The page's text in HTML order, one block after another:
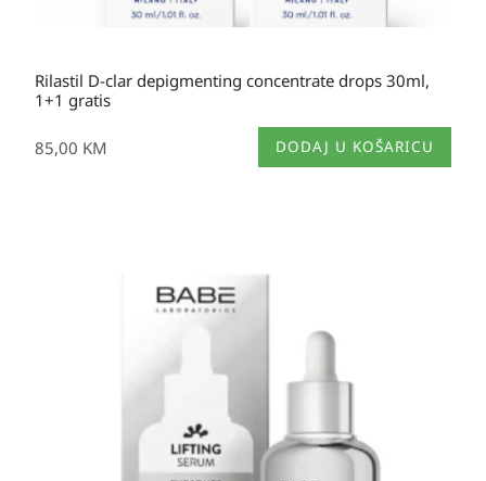
Rilastil D-clar depigmenting concentrate drops 30ml,
1+1 gratis
85,00 KM DODAJ U KOŠARICU